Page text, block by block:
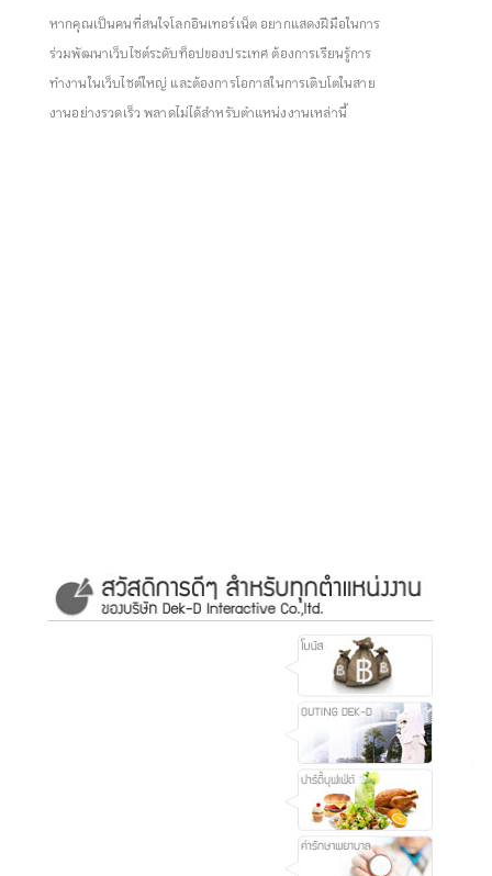
หากคุณเป็นคนที่สนใจโลกอินเทอร์เน็ต อยากแสดงฝีมือในการ
ร่วมพัฒนาเว็บไซต์ระดับท็อปของประเทศ ต้องการเรียนรู้การ
ทำงานในเว็บไซต์ใหญ่ และต้องการโอกาสในการเติบโตในสาย
งานอย่างรวดเร็ว พลาดไม่ได้สำหรับตำแหน่งงานเหล่านี้